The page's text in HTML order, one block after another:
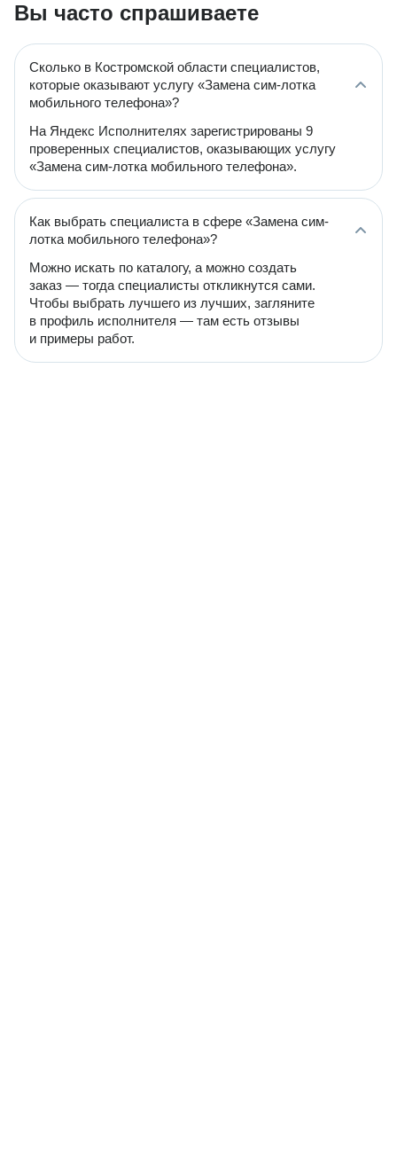
Вы часто спрашиваете
Сколько в Костромской области специалистов,
которые оказывают услугу «Замена сим-лотка
мобильного телефона»?
На Яндекс Исполнителях зарегистрированы 9
проверенных специалистов, оказывающих услугу
«Замена сим-лотка мобильного телефона».
Как выбрать специалиста в сфере «Замена сим-
лотка мобильного телефона»?
Можно искать по каталогу, а можно создать
заказ — тогда специалисты откликнутся сами.
Чтобы выбрать лучшего из лучших, загляните
в профиль исполнителя — там есть отзывы
и примеры работ.